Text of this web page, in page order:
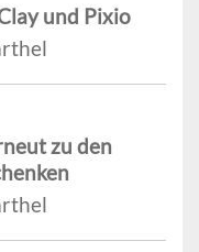
und Pixio
zu den